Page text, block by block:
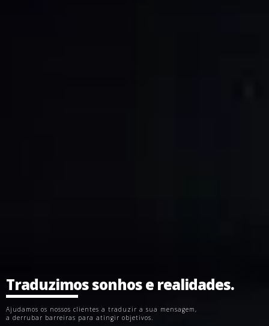
Traduzimos sonhos e realidades.
Ajudamos os nossos clientes a traduzir a sua mensagem,
a derrubar barreiras para atingir objetivos.